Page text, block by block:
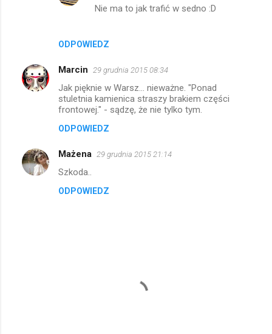
ODPOWIEDZ
Nie ma to jak trafić w sedno :D
Marcin 29 grudnia 2015 08:34
Jak pięknie w Warsz... nieważne. "Ponad
stuletnia kamienica straszy brakiem części
frontowej." - sądzę, że nie tylko tym.
ODPOWIEDZ
Mażena 29 grudnia 2015 21:14
Szkoda..
ODPOWIEDZ